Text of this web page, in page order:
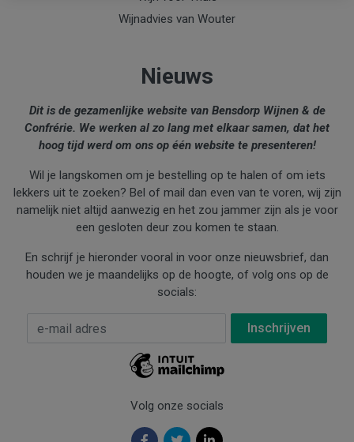
Wijnadvies van Wouter
Nieuws
Dit is de gezamenlijke website van Bensdorp Wijnen & de
Confrérie. We werken al zo lang met elkaar samen, dat het
hoog tijd werd om ons op één website te presenteren!
Wil je langskomen om je bestelling op te halen of om iets
lekkers uit te zoeken? Bel of mail dan even van te voren, wij zijn
namelijk niet altijd aanwezig en het zou jammer zijn als je voor
een gesloten deur zou komen te staan.
En schrijf je hieronder vooral in voor onze nieuwsbrief, dan
houden we je maandelijks op de hoogte, of volg ons op de
socials:
E-mail Adres
Volg onze socials